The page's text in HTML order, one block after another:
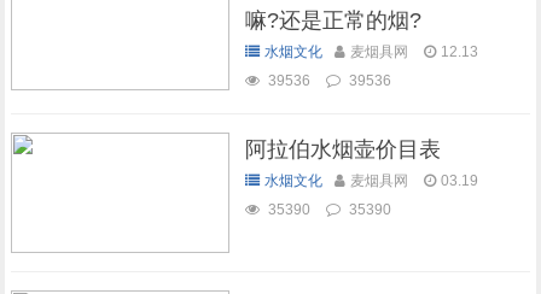
嘛?还是正常的烟?
水烟文化 麦烟具网
12.13
39536
39536
阿拉伯水烟壶价目表
水烟文化 麦烟具网
03.19
35390
35390